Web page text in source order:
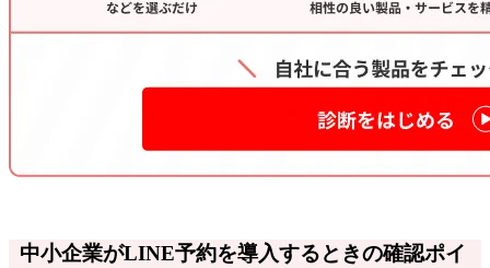
中小企業がLINE予約を導入するときの確認ポイ